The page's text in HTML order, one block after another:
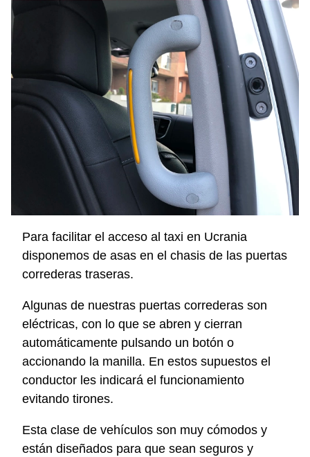
Para facilitar el acceso al taxi en Ucrania
disponemos de asas en el chasis de las puertas
correderas traseras.
Algunas de nuestras puertas correderas son
eléctricas, con lo que se abren y cierran
automáticamente pulsando un botón o
accionando la manilla. En estos supuestos el
conductor les indicará el funcionamiento
evitando tirones.
Esta clase de vehículos son muy cómodos y
están diseñados para que sean seguros y